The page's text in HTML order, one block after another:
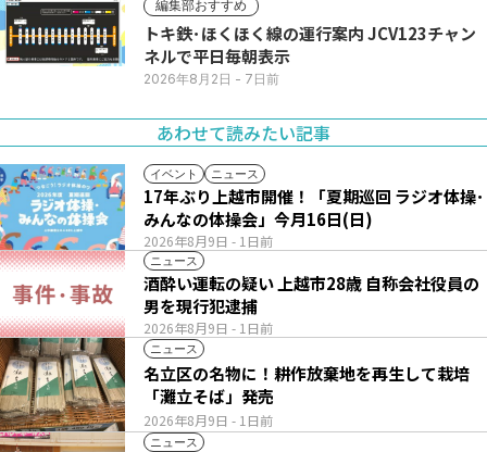
編集部おすすめ
トキ鉄･ほくほく線の運行案内 JCV123チャン
ネルで平日毎朝表示
2026年8月2日 - 7日前
あわせて読みたい記事
イベント ニュース
2026年8月9日 - 1日前
17年ぶり上越市開催！「夏期巡回 ラジオ体操･
みんなの体操会」今月16日(日)
ニュース
2026年8月9日 - 1日前
酒酔い運転の疑い 上越市28歳 自称会社役員の
男を現行犯逮捕
ニュース
2026年8月9日 - 1日前
名立区の名物に！耕作放棄地を再生して栽培
「灘立そば」発売
ニュース